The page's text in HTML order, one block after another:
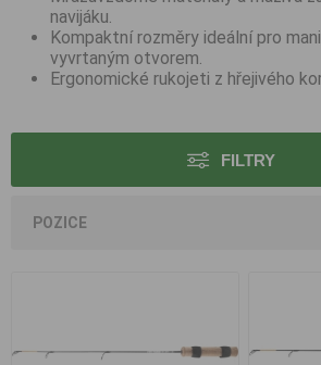
navijáku.
Kompaktní rozměry ideální pro
vyvrtaným otvorem.
Ergonomické rukojeti z hřejivého
FILTRY